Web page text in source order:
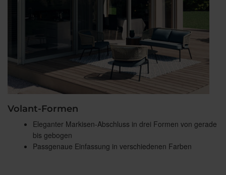
Volant-Formen
Eleganter Markisen-Abschluss in drei Formen von gerade
bis gebogen
Passgenaue Einfassung in verschiedenen Farben